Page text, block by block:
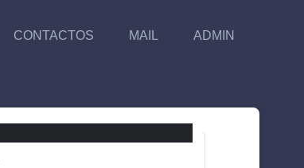
CONTACTOS MAIL ADMIN